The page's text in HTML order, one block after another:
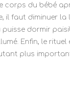
du bébé
il faut diminuer
dormir
Enfin, le
plus